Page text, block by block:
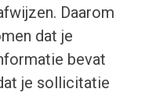
Daarom
dat je
bevat
je sollicitatie